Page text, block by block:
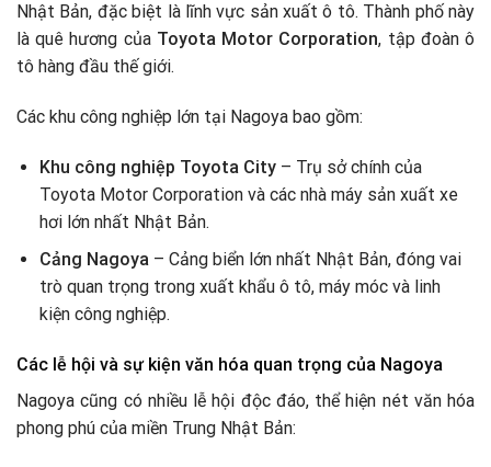
Nhật Bản, đặc biệt là lĩnh vực sản xuất ô tô. Thành phố này
là quê hương của Toyota Motor Corporation, tập đoàn ô
tô hàng đầu thế giới.
Các khu công nghiệp lớn tại Nagoya bao gồm:
Khu công nghiệp Toyota City– Trụ sở chính của
Toyota Motor Corporation và các nhà máy sản xuất xe
hơi lớn nhất Nhật Bản.
Cảng Nagoya– Cảng biển lớn nhất Nhật Bản, đóng vai
trò quan trọng trong xuất khẩu ô tô, máy móc và linh
kiện công nghiệp.
Các lễ hội và sự kiện văn hóa quan trọng của Nagoya
Nagoya cũng có nhiều lễ hội độc đáo, thể hiện nét văn hóa
phong phú của miền Trung Nhật Bản: